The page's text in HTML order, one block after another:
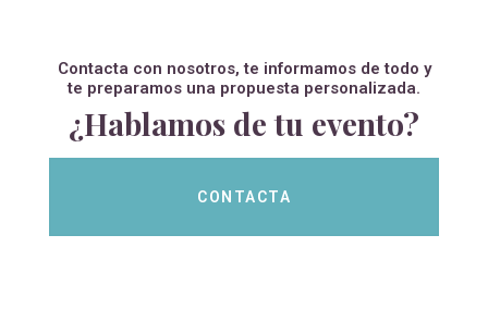
Contacta con nosotros, te informamos de todo y
te preparamos una propuesta personalizada.
¿Hablamos de tu evento?
CONTACTA